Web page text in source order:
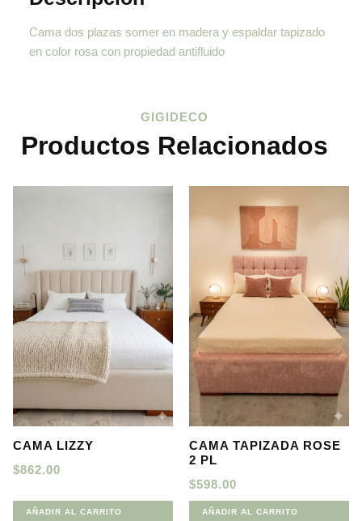
Cama dos plazas somer en madera y espaldar tapizado
en color rosa con propiedad antifluido
GIGIDECO
Productos Relacionados
CAMA LIZZY
$862.00
AÑADIR AL CARRITO
CAMA TAPIZADA ROSE
2 PL
$598.00
AÑADIR AL CARRITO